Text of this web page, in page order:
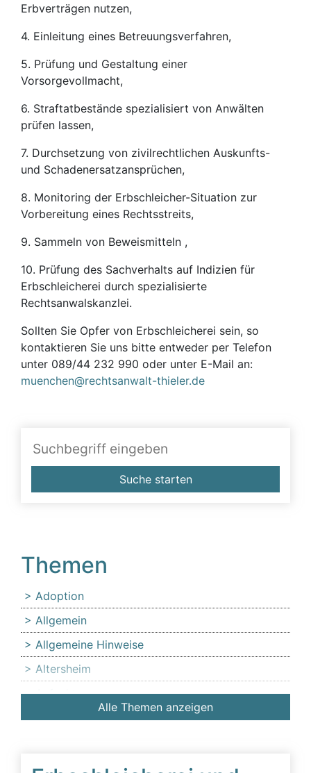
Erbverträgen nutzen,
4. Einleitung eines Betreuungsverfahren,
5. Prüfung und Gestaltung einer
Vorsorgevollmacht,
6. Straftatbestände spezialisiert von Anwälten
prüfen lassen,
7. Durchsetzung von zivilrechtlichen Auskunfts-
und Schadenersatzansprüchen,
8. Monitoring der Erbschleicher-Situation zur
Vorbereitung eines Rechtsstreits,
9. Sammeln von Beweismitteln ,
10. Prüfung des Sachverhalts auf Indizien für
Erbschleicherei durch spezialisierte
Rechtsanwalskanzlei.
Sollten Sie Opfer von Erbschleicherei sein, so
kontaktieren Sie uns bitte entweder per Telefon
unter 089/44 232 990 oder unter E-Mail an:
muenchen@rechtsanwalt-thieler.de
Suche starten
Themen
Adoption
Allgemein
Allgemeine Hinweise
Altersheim
Anfechtung
Angehörige
Äußerer Tatbestand: Diffamierung von
Alle Themen anzeigen